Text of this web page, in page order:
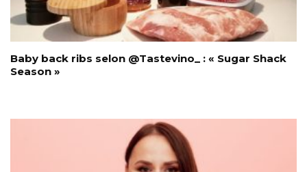
Baby back ribs selon @Tastevino_ : « Sugar Shack
Season »